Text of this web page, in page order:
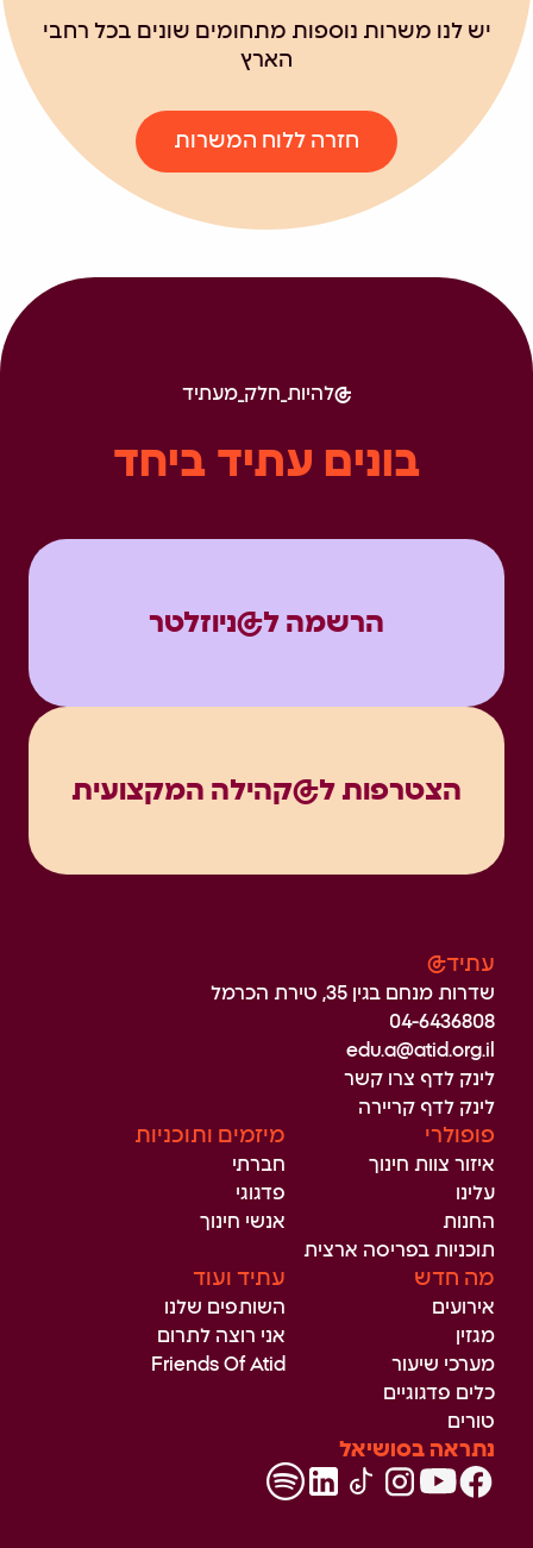
יש לנו משרות נוספות מתחומים שונים בכל רחבי
הארץ
חזרה ללוח המשרות
להיות_חלק_מעתיד
בונים עתיד ביחד
הרשמה ל@ניוזלטר
הצטרפות ל@קהילה המקצועית
עתיד@
שדרות מנחם בגין 35, טירת הכרמל
04-6436808
edu.a@atid.org.il
לינק לדף צרו קשר
לינק לדף קריירה
פופולרי
איזור צוות חינוך
עלינו
החנות
תוכניות בפריסה ארצית
מיזמים ותוכניות
חברתי
פדגוגי
אנשי חינוך
מה חדש
אירועים
מגזין
מערכי שיעור
כלים פדגוגיים
טורים
עתיד ועוד
השותפים שלנו
אני רוצה לתרום
Friends Of Atid
נתראה בסושיאל